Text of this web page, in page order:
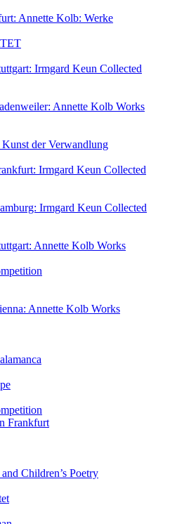
Annette Kolb: Werke
Irmgard Keun Collected
Annette Kolb Works
der Verwandlung
Irmgard Keun Collected
Irmgard Keun Collected
Annette Kolb Works
Annette Kolb Works
Frankfurt
Children’s Poetry